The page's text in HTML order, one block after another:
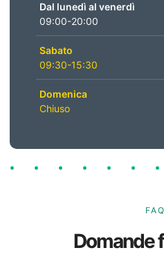
Dal lunedì al venerdì
09:00-20:00
Sabato
09:30-15:30
Domenica
Chiuso
FAQ
Domande